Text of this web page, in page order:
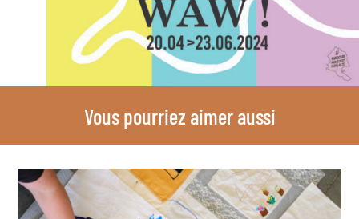
Vous pourriez aimer aussi